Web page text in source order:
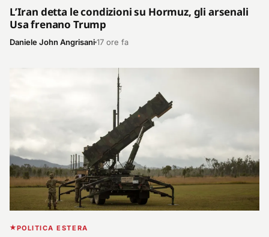
L’Iran detta le condizioni su Hormuz, gli arsenali
Usa frenano Trump
Daniele John Angrisani17 ore fa
POLITICA ESTERA